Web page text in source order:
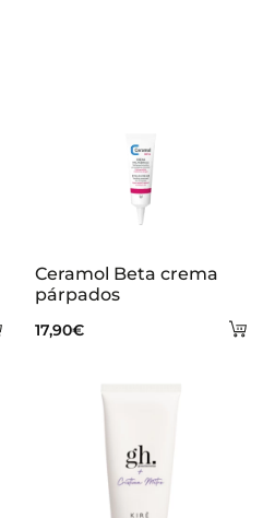
Añadir
Ceramol Beta crema
párpados
17,90€